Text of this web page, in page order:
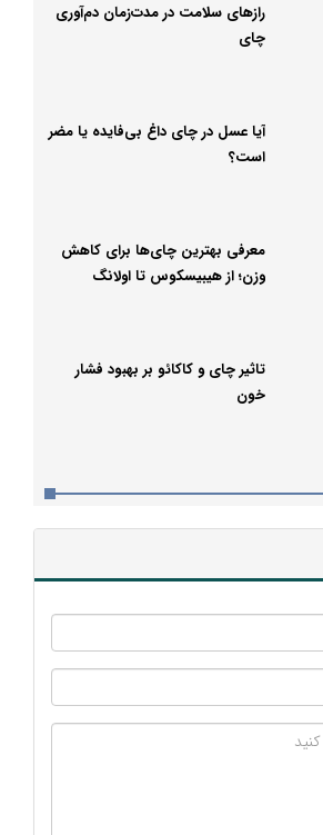
رازهای سلامت در مدت‌زمان دم‌آوری
چای
آیا عسل در چای داغ بی‌فایده یا مضر
است؟
معرفی بهترین چای‌ها برای کاهش
وزن؛ از هیبیسکوس تا اولانگ
تاثیر چای و کاکائو بر بهبود فشار
خون